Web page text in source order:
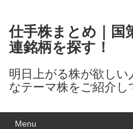
仕手株まとめ｜国
連銘柄を探す！
明日上がる株が欲し
なテーマ株をご紹介し
Menu